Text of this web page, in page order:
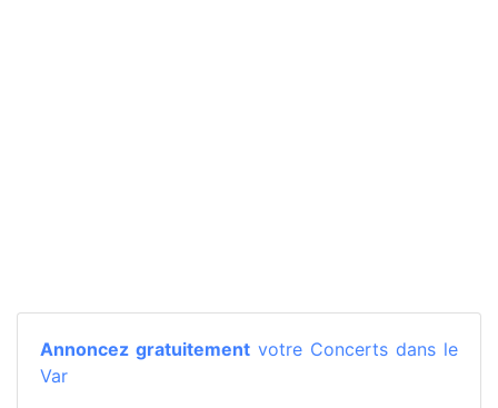
Annoncez gratuitement votre Concerts dans le
Var